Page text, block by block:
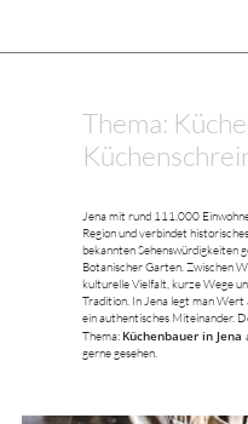
Thema:
Jena mit rund 111.000
Region und verbindet
bekannten Sehenswürdigkeiten
Botanischer Garten. Zwischen
kulturelle Vielfalt, kurze Wege
Tradition. In Jena legt man
ein authentisches Miteinander.
Thema: Küchenbauer in Jena
gerne gesehen.